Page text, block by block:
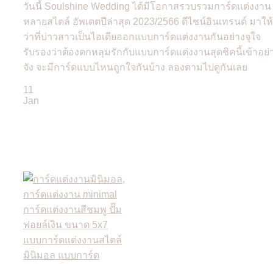
วันนี้ Soulshine Wedding ได้มีโอกาสรวบรวมการ์ดแต่งงาน
หลายสไตล์ อัพเดตปีล่าสุด 2023/2566 ดีไชน์อินเทรนด์ มาให้
ว่าที่บ่าวสาวเป็นไอเดียออกแบบการ์ดแต่งงานกันอย่างจุใจ
รับรองว่าต้องตกหลุมรักกับแบบการ์ดแต่งงานสุดชิคนี้เข้าอย่
จัง จะมีการ์ดแบบไหนถูกใจกันบ้าง ลองตามไปดูกันเลย
11
Jan